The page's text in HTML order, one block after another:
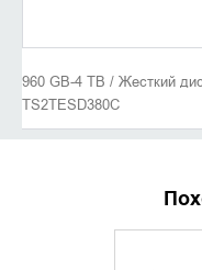
960 GB-4 TB / Жесткий
TS2TESD380C